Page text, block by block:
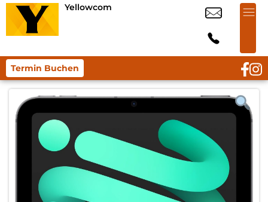
Yellowcom
Termin Buchen